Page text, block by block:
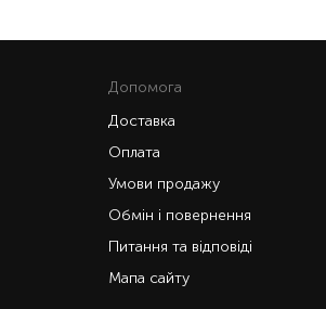
Допомога
Доставка
Оплата
Умови продажу
Обмін і повернення
Питання та відповіді
Мапа сайту